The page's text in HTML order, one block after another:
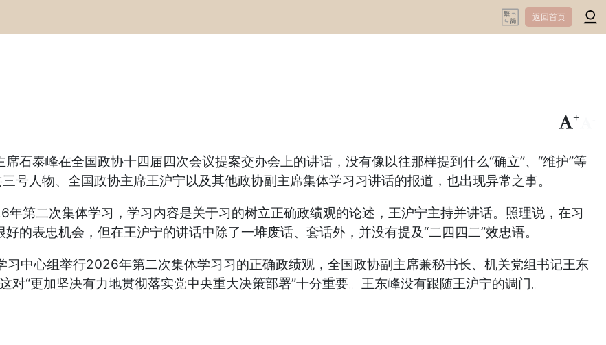
返回首页
+
石泰峰在全国政协十四届四次会议提案交办会上的讲话，没有像以往那样提到什么“确立”、“维护”等
号人物、全国政协主席王沪宁以及其他政协副主席集体学习习讲话的报道，也出现异常之事。
第二次集体学习，学习内容是关于习的树立正确政绩观的论述，王沪宁主持并讲话。照理说，在习
的表忠机会，但在王沪宁的讲话中除了一堆废话、套话外，并没有提及“二四四二”效忠语。
中心组举行2026年第二次集体学习习的正确政绩观，全国政协副主席兼秘书长、机关党组书记王东
对“更加坚决有力地贯彻落实党中央重大决策部署”十分重要。王东峰没有跟随王沪宁的调门。